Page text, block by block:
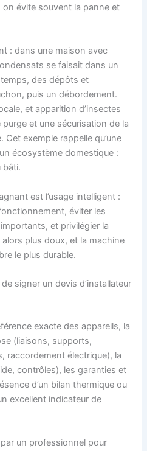
on évite souvent la panne et
: dans une maison avec
se faisait dans un
des dépôts et
puis un débordement.
et apparition d’insectes
purge et une sécurisation de la
exemple rappelle qu’une
écosystème domestique :
bâti.
est l’usage intelligent :
éviter les
et privilégier la
plus doux, et la machine
le plus durable.
signer un devis d’installateur
exacte des appareils, la
(liaisons, supports,
raccordement électrique), la
contrôles), les garanties et
d’un bilan thermique ou
excellent indicateur de
un professionnel pour